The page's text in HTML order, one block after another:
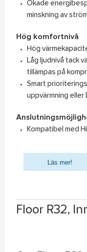
Ökade
minskning av
Hög komfortnivå
Hög
Låg ljudnivå tack
tillämpas på
Smart
uppvärmning eller
Kompatibel med
Läs mer!
Floor R32,